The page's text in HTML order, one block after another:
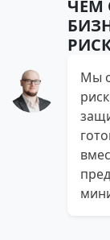
ЧЕМ
Мы